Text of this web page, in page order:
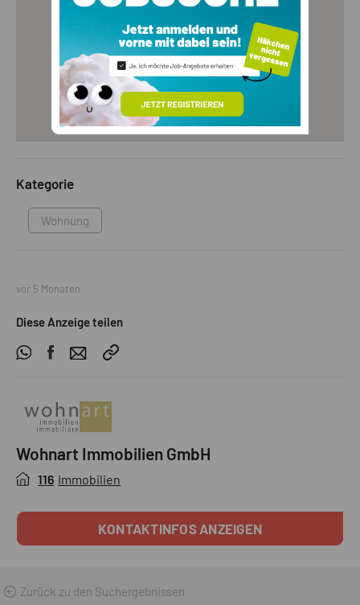
Kategorie
Wohnung
vor 5 Monaten
Diese Anzeige teilen
Wohnart Immobilien GmbH
116 Immobilien
KONTAKTINFOS ANZEIGEN
Zurück zu den Suchergebnissen